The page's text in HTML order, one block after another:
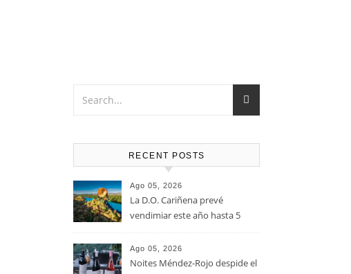
RECENT POSTS
Ago 05, 2026
La D.O. Cariñena prevé
vendimiar este año hasta 5
que en 2025
Ago 05, 2026
Noites Méndez-Rojo despide el